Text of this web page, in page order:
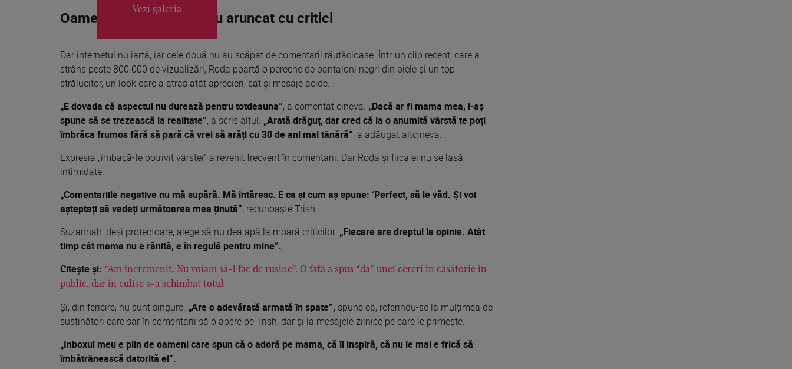
Oamenii de pe internet au aruncat cu critici
Vezi galeria
Dar internetul nu iartă, iar cele două nu au scăpat de comentarii răutăcioase. Într-un clip recent, care a
strâns peste 800.000 de vizualizări, Roda poartă o pereche de pantaloni negri din piele și un top
strălucitor, un look care a atras atât aprecieri, cât și mesaje acide.
„E dovada că aspectul nu durează pentru totdeauna”, a comentat cineva. „Dacă ar fi mama mea, i-aș
spune să se trezească la realitate”, a scris altul. „Arată drăguț, dar cred că la o anumită vârstă te poți
îmbrăca frumos fără să pară că vrei să arăți cu 30 de ani mai tânără”, a adăugat altcineva.
Expresia „îmbacă-te potrivit vârstei” a revenit frecvent în comentarii. Dar Roda și fiica ei nu se lasă
intimidate.
„Comentariile negative nu mă supără. Mă întăresc. E ca și cum aș spune: ‘Perfect, să le văd. Și voi
așteptați să vedeți următoarea mea ținută”, recunoaște Trish.
Suzannah, deși protectoare, alege să nu dea apă la moară criticilor. „Fiecare are dreptul la opinie. Atât
timp cât mama nu e rănită, e în regulă pentru mine”.
Citește și: “Am încremenit. Nu voiam să-l fac de rușine”. O fată a spus “da” unei cereri în căsătorie în
public, dar în culise s-a schimbat totul
Și, din fericire, nu sunt singure. „Are o adevărată armată în spate”, spune ea, referindu-se la mulțimea de
susținători care sar în comentarii să o apere pe Trish, dar și la mesajele zilnice pe care le primește.
„Inboxul meu e plin de oameni care spun că o adoră pe mama, că îi inspiră, că nu le mai e frică să
îmbătrânească datorită ei”.